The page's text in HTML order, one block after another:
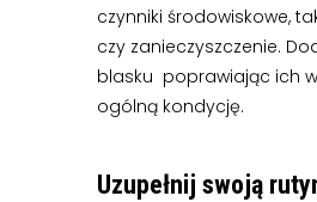
czynniki środowiskowe,
czy zanieczyszczenie.
blasku poprawiając ich
ogólną kondycję.
Uzupełnij swoją